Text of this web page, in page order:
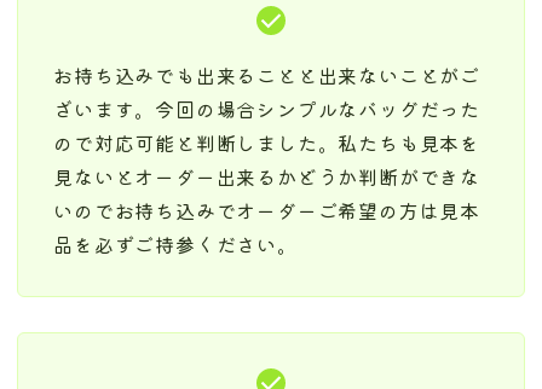
お持ち込みでも出来ることと出来ないことがご
ざいます。今回の場合シンプルなバッグだった
ので対応可能と判断しました。私たちも見本を
見ないとオーダー出来るかどうか判断ができな
いのでお持ち込みでオーダーご希望の方は見本
品を必ずご持参ください。